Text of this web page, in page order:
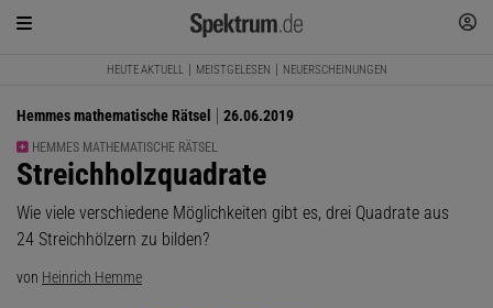
HEUTE AKTUELL MEISTGELESEN NEUERSCHEINUNGEN
Hemmes mathematische Rätsel 26.06.2019
HEMMES MATHEMATISCHE RÄTSEL
:
Streichholzquadrate
Wie viele verschiedene Möglichkeiten gibt es, drei Quadrate aus
24 Streichhölzern zu bilden?
von Heinrich Hemme